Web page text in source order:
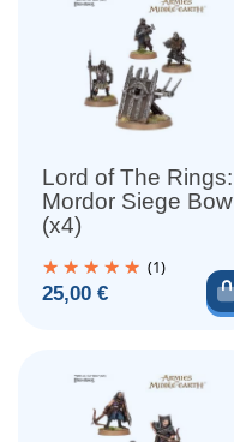
Lord of The Rings:
Mordor Siege Bow
(x4)
(1)
Prix
25,00 €